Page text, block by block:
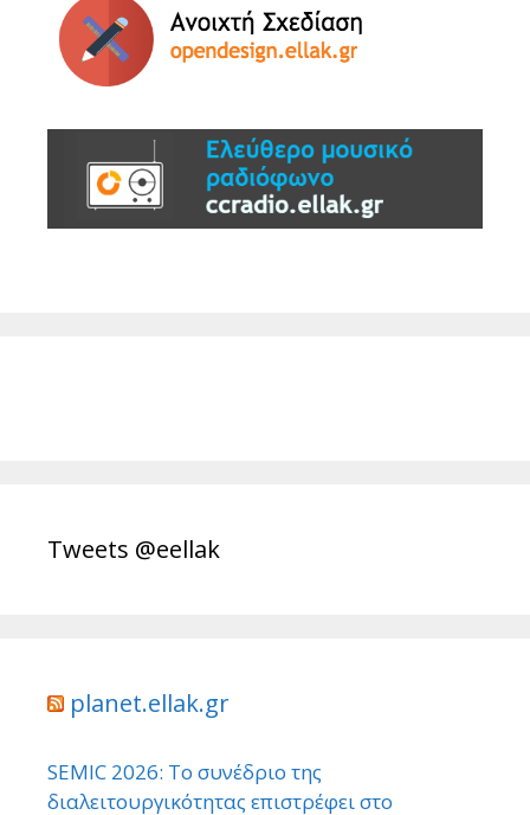
Tweets @eellak
planet.ellak.gr
SEMIC 2026: Το συνέδριο της
διαλειτουργικότητας επιστρέφει στο